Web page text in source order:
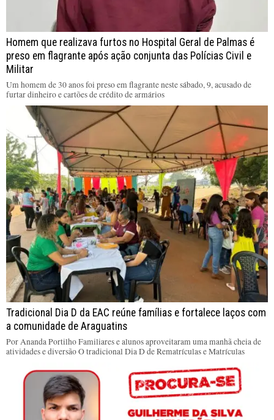
Homem que realizava furtos no Hospital Geral de Palmas é
preso em flagrante após ação conjunta das Polícias Civil e
Militar
Um homem de 30 anos foi preso em flagrante neste sábado, 9, acusado de
furtar dinheiro e cartões de crédito de armários
Tradicional Dia D da EAC reúne famílias e fortalece laços com
a comunidade de Araguatins
Por Ananda Portilho Familiares e alunos aproveitaram uma manhã cheia de
atividades e diversão O tradicional Dia D de Rematrículas e Matrículas